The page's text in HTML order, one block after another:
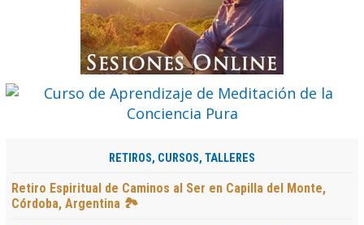
RETIROS, CURSOS, TALLERES
Retiro Espiritual de Caminos al Ser en Capilla del Monte,
Córdoba, Argentina 🏞️